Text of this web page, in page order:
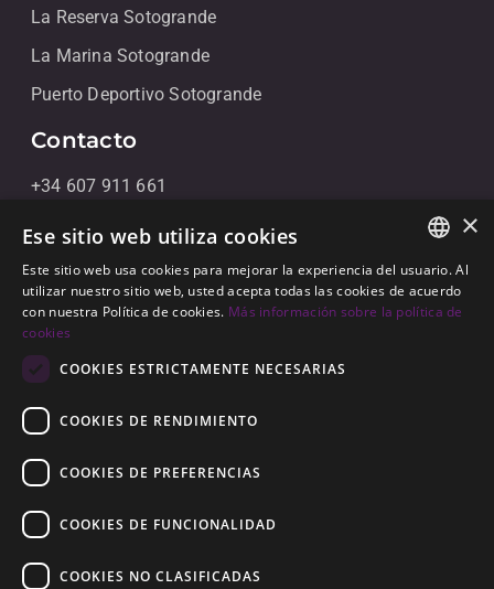
La Reserva Sotogrande
La Marina Sotogrande
Puerto Deportivo Sotogrande
Contacto
+34 607 911 661
+34 856 091 709
info@noll-sotogrande.com
Contáctanos
Galerias Paniagua Local 43 Avenida de Paniagua, s/n
11310 Sotogrande, Cádiz
ENGLISH
SPANISH
×
Ese sitio web utiliza cookies
Este sitio web usa cookies para mejorar la experiencia del usuario. Al
utilizar nuestro sitio web, usted acepta todas las cookies de acuerdo
con nuestra Política de cookies. Más información sobre la política de
cookies
COOKIES ESTRICTAMENTE NECESARIAS
COOKIES DE RENDIMIENTO
COOKIES DE PREFERENCIAS
COOKIES DE FUNCIONALIDAD
COOKIES NO CLASIFICADAS